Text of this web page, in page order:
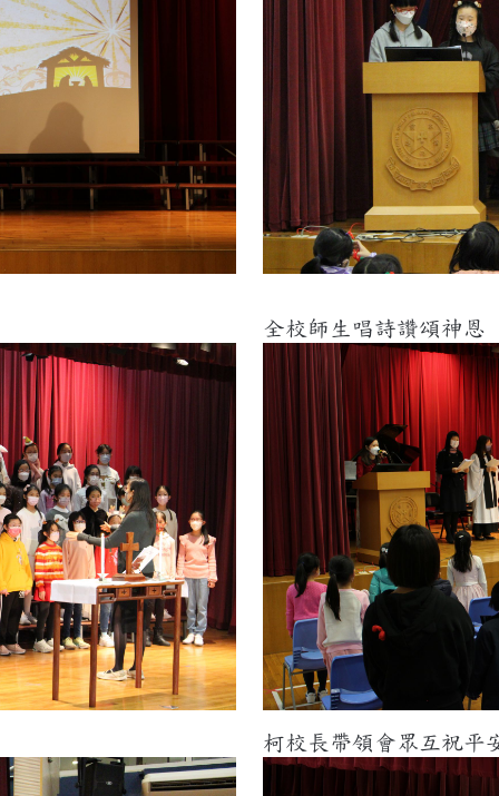
全校師生唱詩讚頌神恩
柯校長帶領會眾互祝平